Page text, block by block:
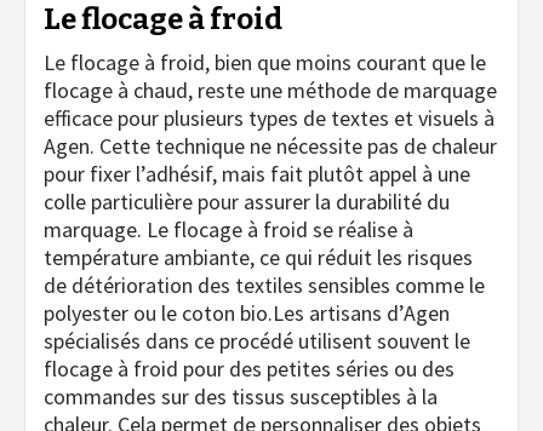
Le flocage à froid
Le flocage à froid, bien que moins courant que le
flocage à chaud, reste une méthode de marquage
efficace pour plusieurs types de textes et visuels à
Agen. Cette technique ne nécessite pas de chaleur
pour fixer l’adhésif, mais fait plutôt appel à une
colle particulière pour assurer la durabilité du
marquage. Le flocage à froid se réalise à
température ambiante, ce qui réduit les risques
de détérioration des textiles sensibles comme le
polyester ou le coton bio.Les artisans d’Agen
spécialisés dans ce procédé utilisent souvent le
flocage à froid pour des petites séries ou des
commandes sur des tissus susceptibles à la
chaleur. Cela permet de personnaliser des objets